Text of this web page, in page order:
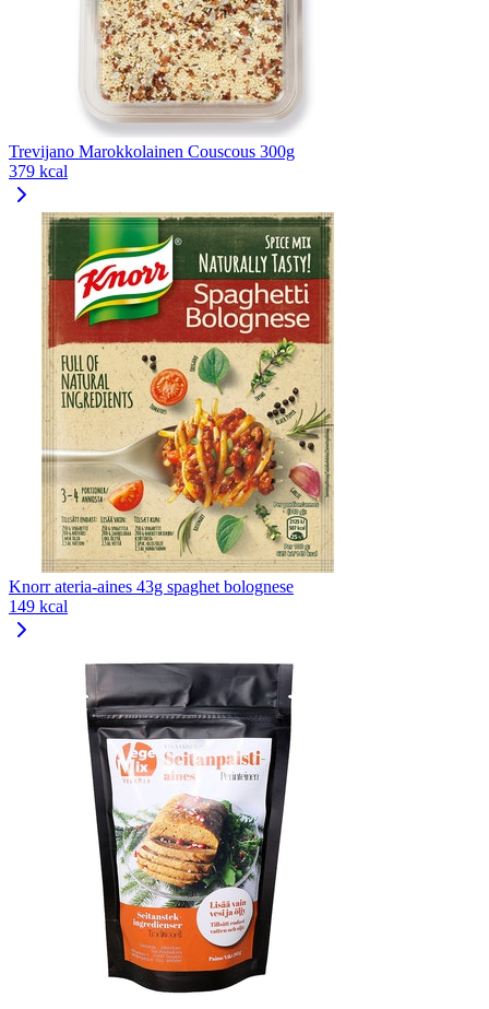
Trevijano Marokkolainen Couscous 300g
379 kcal
Knorr ateria-aines 43g spaghet bolognese
149 kcal